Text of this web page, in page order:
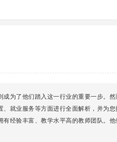
为了他们踏入这一行业的重要一步。
就业服务等方面进行全面解析，并为您
经验丰富、教学水平高的教师团队。